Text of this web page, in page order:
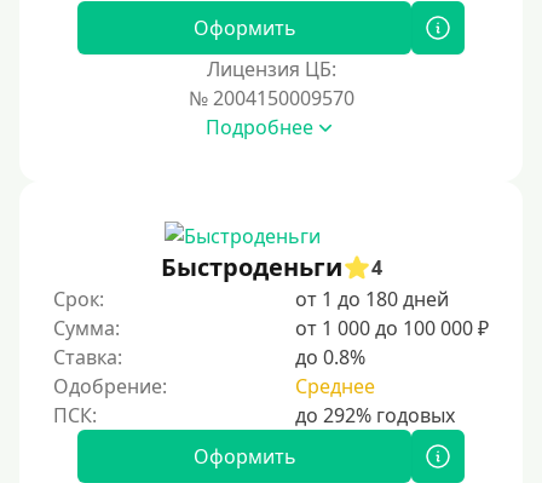
Оформить
Лицензия ЦБ:
№ 2004150009570
Подробнее
Быстроденьги
4
Срок:
от 1 до 180 дней
Сумма:
от 1 000 до 100 000 ₽
Ставка:
до 0.8%
Одобрение:
Среднее
Оформить